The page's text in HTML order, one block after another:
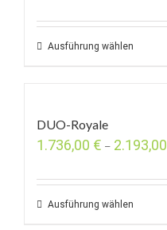
Ausführung wählen
DUO-Royale
1.736,00 € – 2.193,00
Ausführung wählen